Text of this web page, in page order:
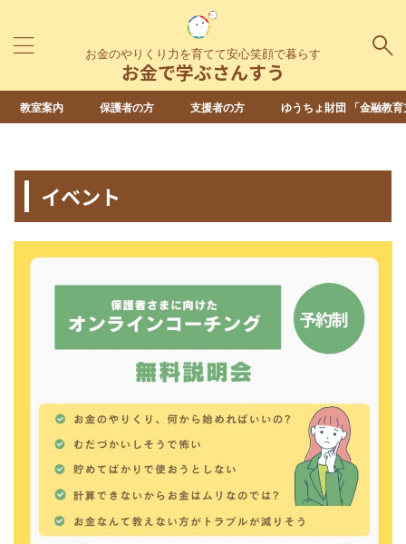
お金のやりくり力を育てて安心笑顔で暮らす
お金で学ぶさんすう
教室案内 保護者の方 支援者の方 ゆうちょ財団 「金融教
イベント